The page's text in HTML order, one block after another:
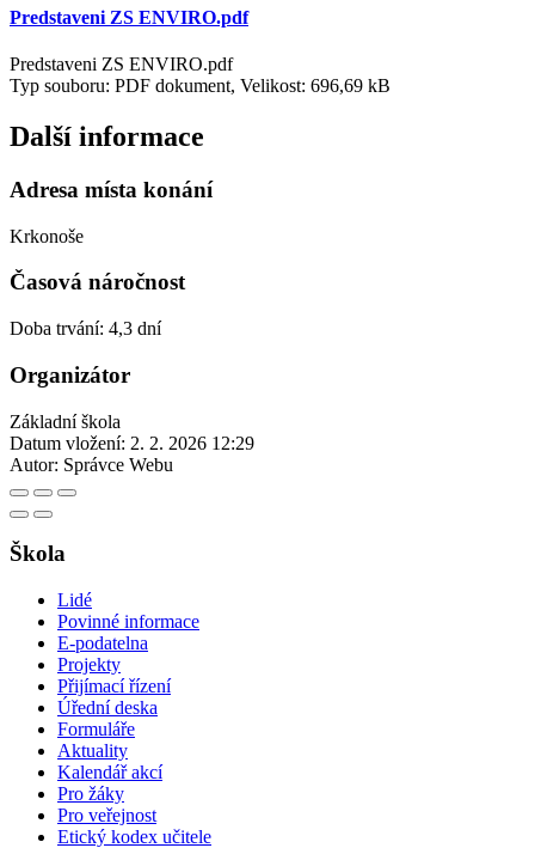
Predstaveni ZS ENVIRO.pdf
Predstaveni ZS ENVIRO.pdf
Typ souboru: PDF dokument, Velikost: 696,69 kB
Další informace
Adresa místa konání
Krkonoše
Časová náročnost
Doba trvání: 4,3 dní
Organizátor
Základní škola
Datum vložení: 2. 2. 2026 12:29
Autor: Správce Webu
Škola
Lidé
Povinné informace
E-podatelna
Projekty
Přijímací řízení
Úřední deska
Formuláře
Aktuality
Kalendář akcí
Pro žáky
Pro veřejnost
Etický kodex učitele